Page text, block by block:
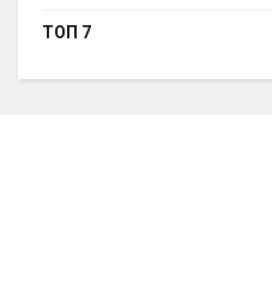
ТОП 7